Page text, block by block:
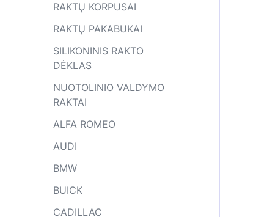
RAKTŲ KORPUSAI
RAKTŲ PAKABUKAI
SILIKONINIS RAKTO
DĖKLAS
NUOTOLINIO VALDYMO
RAKTAI
ALFA ROMEO
AUDI
BMW
BUICK
CADILLAC